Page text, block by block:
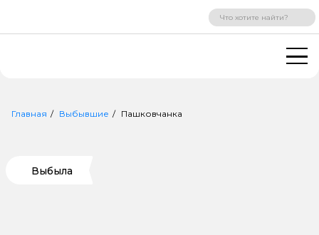
ВХОД РЕГИСТРАЦИЯ
Главная Выбывшие Пашковчанка
Выбыла